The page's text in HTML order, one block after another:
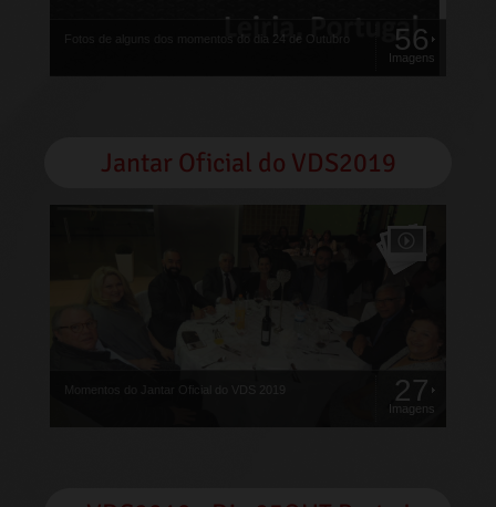
Fotos de alguns dos momentos do dia 24 de Outubro 56
Imagens
Jantar Oficial do VDS2019
27
Imagens